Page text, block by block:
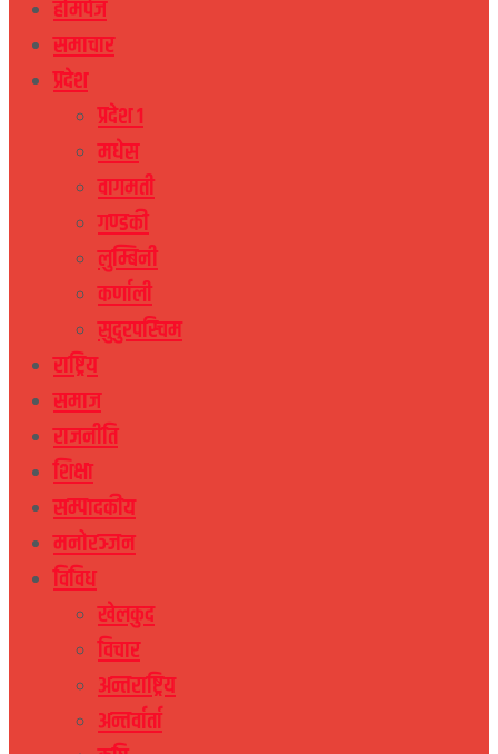
होमपेज
समाचार
प्रदेश
प्रदेश १
मधेस
वागमती
गण्डकी
लुम्बिनी
कर्णाली
सुदुरपस्चिम
राष्ट्रिय
समाज
राजनीति
शिक्षा
सम्पादकीय
मनोरञ्जन
विविध
खेलकुद
विचार
अन्तराष्ट्रिय
अन्तर्वार्ता